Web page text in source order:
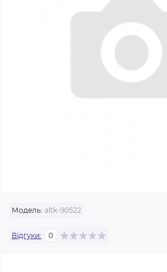
Модель: altk-90522
Відгуки: 0